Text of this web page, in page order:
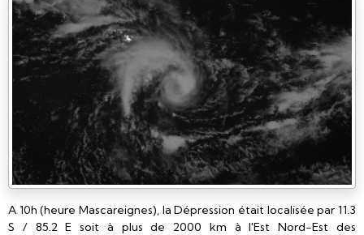
A 10h (heure Mascareignes), la Dépression était localisée par 11.3
S / 85.2 E soit à plus de 2000 km à l'Est Nord-Est des